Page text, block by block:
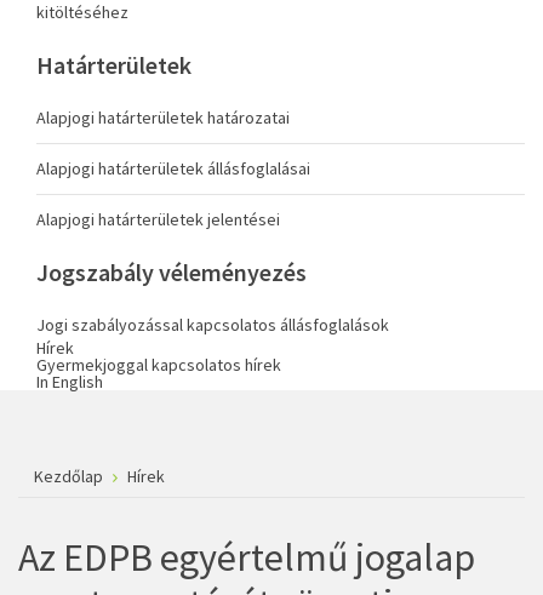
kitöltéséhez
Határterületek
Alapjogi határterületek határozatai
Alapjogi határterületek állásfoglalásai
Alapjogi határterületek jelentései
Jogszabály véleményezés
Jogi szabályozással kapcsolatos állásfoglalások
Hírek
Gyermekjoggal kapcsolatos hírek
In English
Kezdőlap Hírek
Az EDPB egyértelmű jogalap